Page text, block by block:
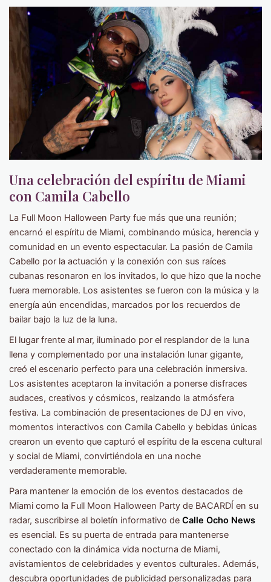
Una celebración del espíritu de Miami
con Camila Cabello
La Full Moon Halloween Party fue más que una reunión;
encarnó el espíritu de Miami, combinando música, herencia y
comunidad en un evento espectacular. La pasión de Camila
Cabello por la actuación y la conexión con sus raíces
cubanas resonaron en los invitados, lo que hizo que la noche
fuera memorable. Los asistentes se fueron con la música y la
energía aún encendidas, marcados por los recuerdos de
bailar bajo la luz de la luna.
El lugar frente al mar, iluminado por el resplandor de la luna
llena y complementado por una instalación lunar gigante,
creó el escenario perfecto para una celebración inmersiva.
Los asistentes aceptaron la invitación a ponerse disfraces
audaces, creativos y cósmicos, realzando la atmósfera
festiva. La combinación de presentaciones de DJ en vivo,
momentos interactivos con Camila Cabello y bebidas únicas
crearon un evento que capturó el espíritu de la escena cultural
y social de Miami, convirtiéndola en una noche
verdaderamente memorable.
Para mantener la emoción de los eventos destacados de
Miami como la Full Moon Halloween Party de BACARDÍ en su
radar, suscribirse al boletín informativo de Calle Ocho News
es esencial. Es su puerta de entrada para mantenerse
conectado con la dinámica vida nocturna de Miami,
avistamientos de celebridades y eventos culturales. Además,
descubra oportunidades de publicidad personalizadas para